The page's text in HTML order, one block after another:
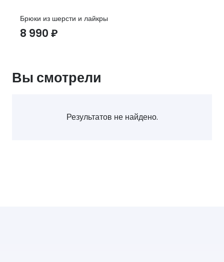
Брюки из шерсти и лайкры
8 990 ₽
Вы смотрели
Результатов не найдено.